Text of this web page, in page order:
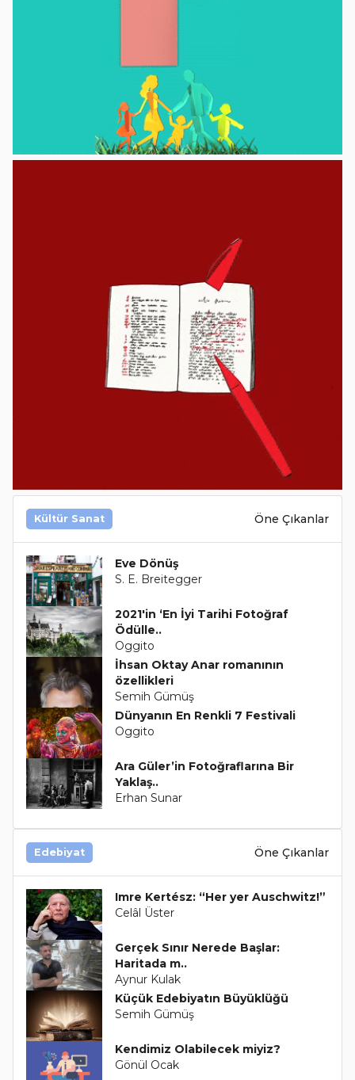
Kültür Sanat Öne Çıkanlar
Eve Dönüş
S. E. Breitegger
2021'in ‘En İyi Tarihi Fotoğraf
Ödülle..
Oggito
İhsan Oktay Anar romanının
özellikleri
Semih Gümüş
Dünyanın En Renkli 7 Festivali
Oggito
Ara Güler’in Fotoğraflarına Bir
Yaklaş..
Erhan Sunar
Edebiyat Öne Çıkanlar
Imre Kertész: “Her yer Auschwitz!”
Celâl Üster
Gerçek Sınır Nerede Başlar:
Haritada m..
Aynur Kulak
Küçük Edebiyatın Büyüklüğü
Semih Gümüş
Kendimiz Olabilecek miyiz?
Gönül Ocak